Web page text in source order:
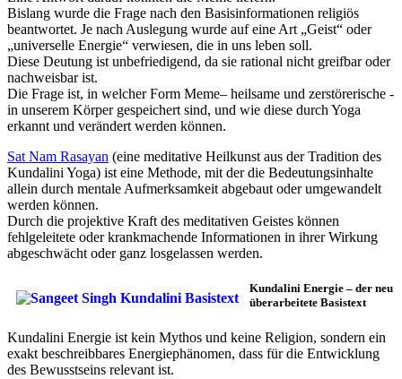
Bislang wurde die Frage nach den Basisinformationen religiös
beantwortet. Je nach Auslegung wurde auf eine Art „Geist“ oder
„universelle Energie“ verwiesen, die in uns leben soll.
Diese Deutung ist unbefriedigend, da sie rational nicht greifbar oder
nachweisbar ist.
Die Frage ist, in welcher Form Meme– heilsame und zerstörerische -
in unserem Körper gespeichert sind, und wie diese durch Yoga
erkannt und verändert werden können.
Sat Nam Rasayan (eine meditative Heilkunst aus der Tradition des
Kundalini Yoga) ist eine Methode, mit der die Bedeutungsinhalte
allein durch mentale Aufmerksamkeit abgebaut oder umgewandelt
werden können.
Durch die projektive Kraft des meditativen Geistes können
fehlgeleitete oder krankmachende Informationen in ihrer Wirkung
abgeschwächt oder ganz losgelassen werden.
Kundalini Energie – der neu
überarbeitete Basistext
Kundalini Energie ist kein Mythos und keine Religion, sondern ein
exakt beschreibbares Energiephänomen, dass für die Entwicklung
des Bewusstseins relevant ist.